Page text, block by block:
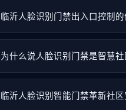
临沂人脸识别门禁出入口控制的
为什么说人脸识别门禁是智慧社
临沂人脸识别智能门禁革新社